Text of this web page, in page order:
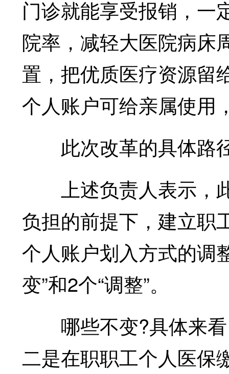
门诊就能享受报销，一
院率，减轻大医院病床
置，把优质医疗资源留
个人账户可给亲属使用
此次改革的具体路
上述负责人表示，
负担的前提下，建立职
个人账户划入方式的调
变”和2个“调整”。
哪些不变?具体来看
二是在职职工个人医保